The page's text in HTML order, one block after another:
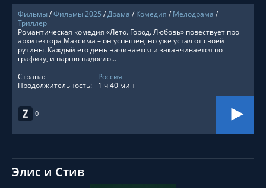
Фильмы/Фильмы 2025 /Драма / Комедия / Мелодрама /
Триллер
0
Романтическая комедия «Лето. Город. Любовь» повествует про
архитектора Максима – он успешен, но уже устал от своей
рутины. Каждый его день начинается и заканчивается по
графику, и парню надоело...
Страна:
Россия
Продолжительность:
1 ч 40 мин
Элис и Стив